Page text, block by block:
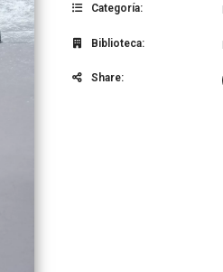
Categoría:
Biblioteca:
Share: